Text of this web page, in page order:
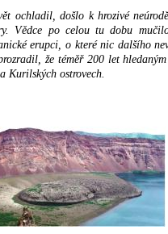
ochladil, došlo k hrozivé
Vědce po celou tu dobu
erupci, o které nic dalšího
že téměř 200 let
Kurilských ostrovech.